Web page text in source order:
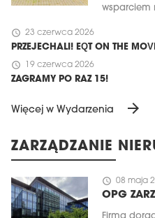
wsparciem
schedule 23 czerwca 2026
PRZEJECHALI! EQT ON THE
schedule 19 czerwca 2026
ZAGRAMY PO RAZ 15!
Więcej w Wydarzenia arrow_forward
ZARZĄDZANIE
schedule 08 maja
OPG